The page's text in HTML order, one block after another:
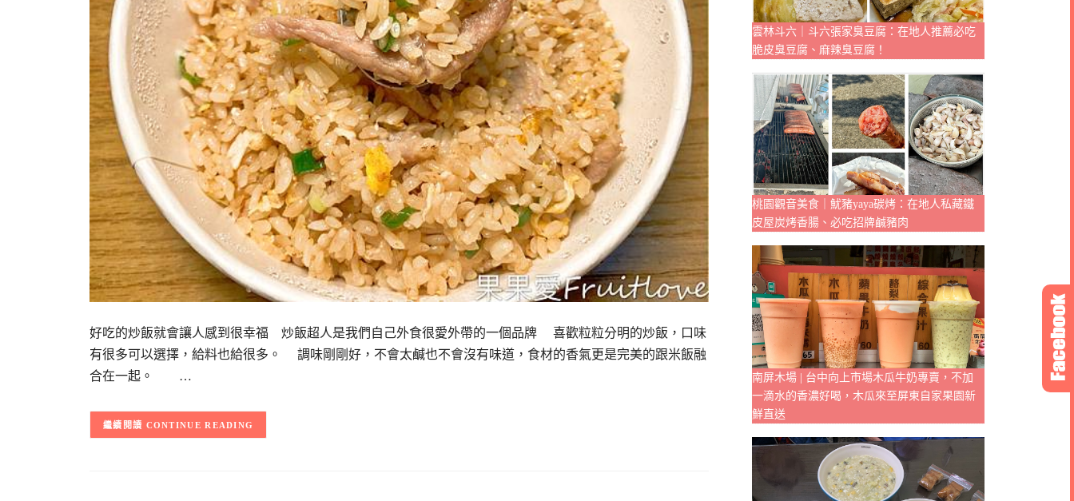
好吃的炒飯就會讓人感到很幸福 炒飯超人是我們自己外食很愛外帶的一個品牌 喜歡粒粒分明的炒飯，口味
有很多可以選擇，給料也給很多。 調味剛剛好，不會太鹹也不會沒有味道，食材的香氣更是完美的跟米飯融
合在一起。 …
CONTINUE READING
雲林斗六｜斗六張家臭豆腐：在地人推薦必吃
脆皮臭豆腐、麻辣臭豆腐！
桃園觀音美食｜魷豬yaya碳烤：在地人私藏鐵
皮屋炭烤香腸、必吃招牌鹹豬肉
南屏木場 | 台中向上市場木瓜牛奶專賣，不加
一滴水的香濃好喝，木瓜來至屏東自家果園新
鮮直送